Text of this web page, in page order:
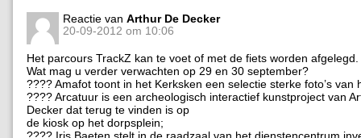
Reactie van Arthur De Decker
20-09-2012 om 10:06
Het parcours TrackZ kan te voet of met de fiets worden afgelegd.
Wat mag u verder verwachten op 29 en 30 september?
???? Amafot toont in het Kerksken een selectie sterke foto’s van
???? Arcatuur is een archeologisch interactief kunstproject van
Decker dat terug te vinden is op
de kiosk op het dorpsplein;